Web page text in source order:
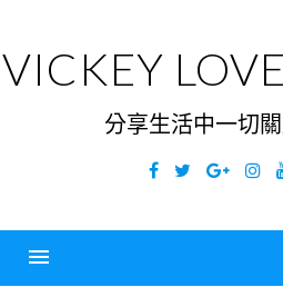
content
VICKEY
分享生活中一切
Facebook
TwitterGoogle